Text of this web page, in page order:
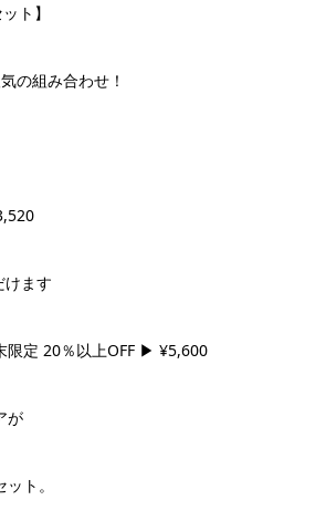
ト】
の組み合わせ！
ます
限定 20％以上OFF ▶ ¥5,600
が
ト。